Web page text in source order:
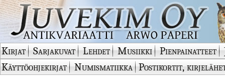
Kirjat Sarjakuvat Lehdet Musiikki Pienpainatteet
Käyttöohjekirjat
Numismatiikka Postikortit,